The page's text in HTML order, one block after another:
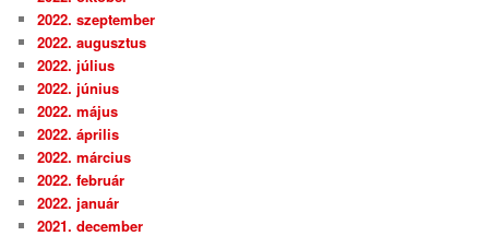
2022. szeptember
2022. augusztus
2022. július
2022. június
2022. május
2022. április
2022. március
2022. február
2022. január
2021. december